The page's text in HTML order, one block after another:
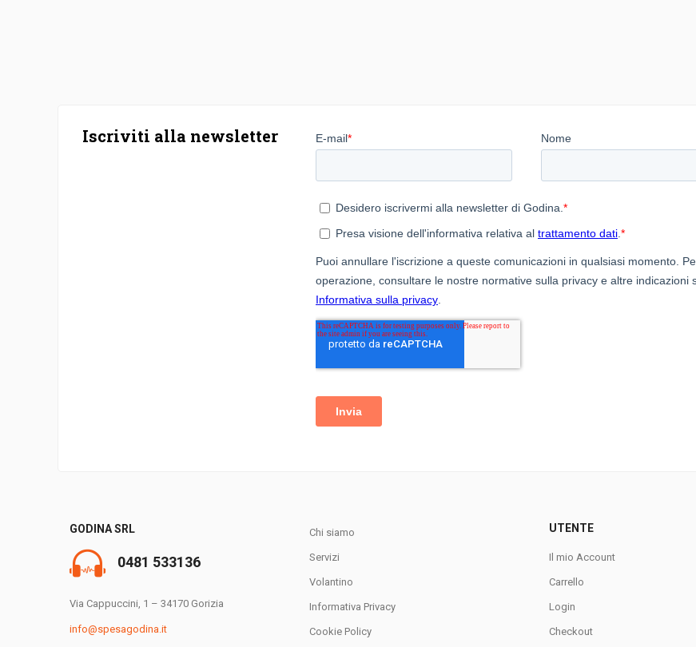
Iscriviti alla newsletter
GODINA SRL
0481 533136
Via Cappuccini, 1 – 34170 Gorizia
info@spesagodina.it
Chi siamo
Servizi
Volantino
Informativa Privacy
Cookie Policy
UTENTE
Il mio Account
Carrello
Login
Checkout